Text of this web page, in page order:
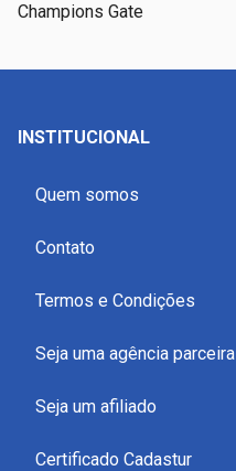
Champions Gate
INSTITUCIONAL
Quem somos
Contato
Termos e Condições
Seja uma agência parceira
Seja um afiliado
Certificado Cadastur